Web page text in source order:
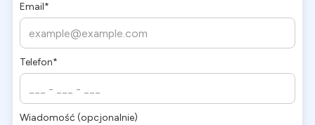
Email*
Telefon*
Wiadomość (opcjonalnie)